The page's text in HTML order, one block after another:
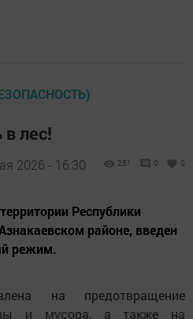
лес!
2026 - 16:30 251 0 0
Республики
районе, введен
режим.
на предотвращение
и мусора, а также на